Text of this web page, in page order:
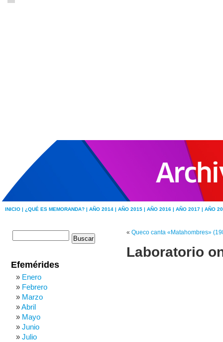
INICIO | ¿QUÉ ES MEMORANDA? | AÑO 2014 | AÑO 2015 | AÑO 2016 | AÑO 2017 | AÑO
« Queco canta «Matahombres»
Laboratorio
Efemérides
Enero
Febrero
Marzo
Abril
Mayo
Junio
Julio